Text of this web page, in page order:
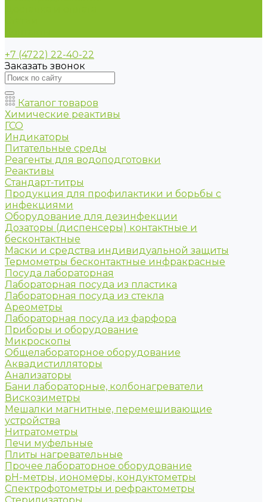
+7 (4722) 22-40-22
Заказать звонок
Каталог товаров
Химические реактивы
ГСО
Индикаторы
Питательные среды
Реагенты для водоподготовки
Реактивы
Стандарт-титры
Продукция для профилактики и борьбы с
инфекциями
Оборудование для дезинфекции
Дозаторы (диспенсеры) контактные и
бесконтактные
Маски и средства индивидуальной защиты
Термометры бесконтактные инфракрасные
Посуда лабораторная
Лабораторная посуда из пластика
Лабораторная посуда из стекла
Ареометры
Лабораторная посуда из фарфора
Приборы и оборудование
Микроскопы
Общелабораторное оборудование
Аквадистилляторы
Анализаторы
Бани лабораторные, колбонагреватели
Вискозиметры
Мешалки магнитные, перемешивающие
устройства
Нитратометры
Печи муфельные
Плиты нагревательные
Прочее лабораторное оборудование
рН-метры, иономеры, кондуктометры
Спектрофотометры и рефрактометры